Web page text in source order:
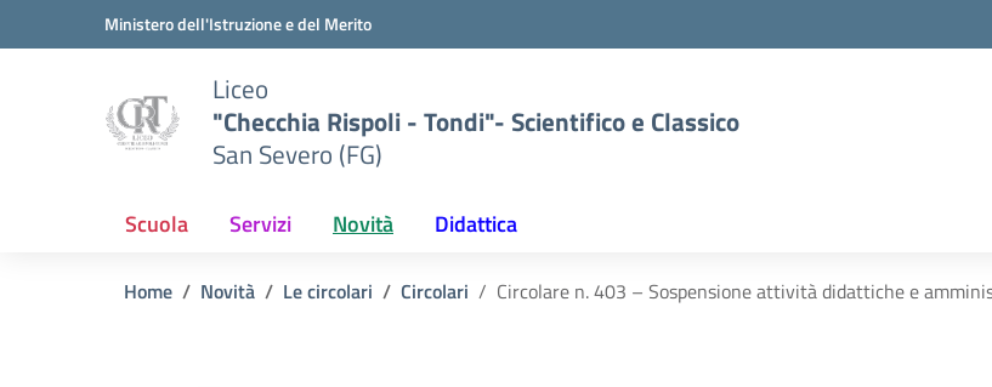
Vai ai contenuti
Vai al menu di navigazioneMinistero dell'Istruzione e del Merito
Liceo
"Checchia Rispoli - Tondi"- Scientifico e Classico
San Severo (FG)
Scuola Servizi Novità Didattica
Home Novità Le circolari Circolari Circolare n. 403 – Sospensione attività didattiche e